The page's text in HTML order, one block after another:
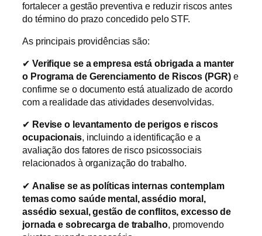
fortalecer a gestão preventiva e reduzir riscos antes
do término do prazo concedido pelo STF.
As principais providências são:
✔ Verifique se a empresa está obrigada a manter
o Programa de Gerenciamento de Riscos (PGR)e
confirme se o documento está atualizado de acordo
com a realidade das atividades desenvolvidas.
✔ Revise o levantamento de perigos e riscos
ocupacionais, incluindo a identificação e a
avaliação dos fatores de risco psicossociais
relacionados à organização do trabalho.
✔ Analise se as políticas internas contemplam
temas como saúde mental, assédio moral,
assédio sexual, gestão de conflitos, excesso de
jornada e sobrecarga de trabalho, promovendo